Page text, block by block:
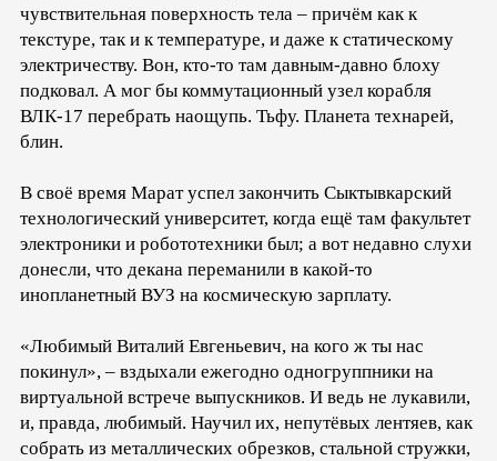
чувствительная поверхность тела – причём как к
текстуре, так и к температуре, и даже к статическому
электричеству. Вон, кто-то там давным-давно блоху
подковал. А мог бы коммутационный узел корабля
ВЛК-17 перебрать наощупь. Тьфу. Планета технарей,
блин.
В своё время Марат успел закончить Сыктывкарский
технологический университет, когда ещё там факультет
электроники и робототехники был; а вот недавно слухи
донесли, что декана переманили в какой-то
инопланетный ВУЗ на космическую зарплату.
«Любимый Виталий Евгеньевич, на кого ж ты нас
покинул», – вздыхали ежегодно одногруппники на
виртуальной встрече выпускников. И ведь не лукавили,
и, правда, любимый. Научил их, непутёвых лентяев, как
собрать из металлических обрезков, стальной стружки,